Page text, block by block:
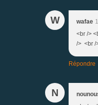
W wafae
<br />
/> <br /
Répondre
N